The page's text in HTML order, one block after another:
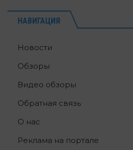
НАВИГАЦИЯ
Новости
Обзоры
Видео обзоры
Обратная связь
О нас
Реклама на портале